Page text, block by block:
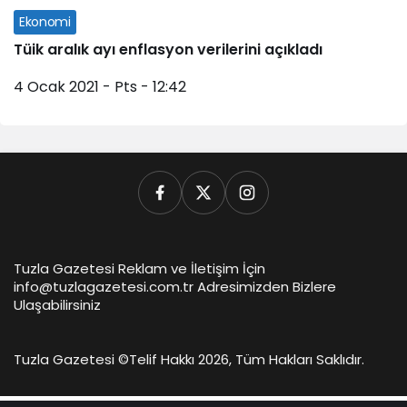
Ekonomi
Tüik aralık ayı enflasyon verilerini açıkladı
4 Ocak 2021 - Pts - 12:42
Tuzla Gazetesi Reklam ve İletişim İçin
info@tuzlagazetesi.com.tr Adresimizden Bizlere
Ulaşabilirsiniz
Tuzla Gazetesi ©Telif Hakkı 2026, Tüm Hakları Saklıdır.